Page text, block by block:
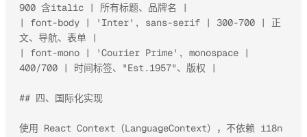
900 含italic | 所有标题、品牌名 |
| font-body | 'Inter', sans-serif | 300-700 | 正
文、导航、表单 |
| font-mono | 'Courier Prime', monospace |
400/700 | 时间标签、"Est.1957"、版权 |
## 四、国际化实现
使用 React Context（LanguageContext），不依赖 i18n